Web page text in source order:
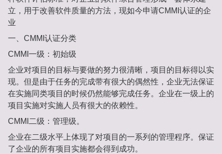
⽴，⽤于改善软件质量的⽅法，现如今申请CMMI认证的企
业
⼀、CMMI认证分类
CMMI⼀级：初始级
企业对项⽬的⽬标与要做的努⼒很清晰，项⽬的⽬标得以实
现。但是由于任务的完成带有很⼤的偶然性，企业⽆法保证
在实施同类项⽬的时候仍然能够完成任务。企业在⼀级上的
项⽬实施对实施⼈员有很⼤的依赖性。
CMMI⼆级：管理级。
企业在⼆级⽔平上体现了对项⽬的⼀系列的管理程序。保证
了企业的所有项⽬实施都会得到成功。